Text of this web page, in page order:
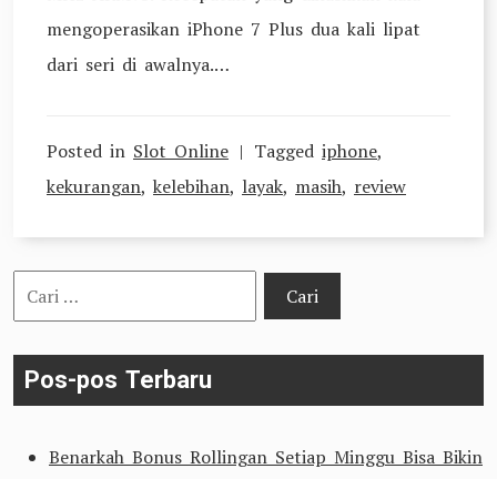
mengoperasikan iPhone 7 Plus dua kali lipat
dari seri di awalnya.…
Posted in Slot Online Tagged iphone,
kekurangan, kelebihan, layak, masih, review
Cari
untuk:
Pos-pos Terbaru
Benarkah Bonus Rollingan Setiap Minggu Bisa Bikin